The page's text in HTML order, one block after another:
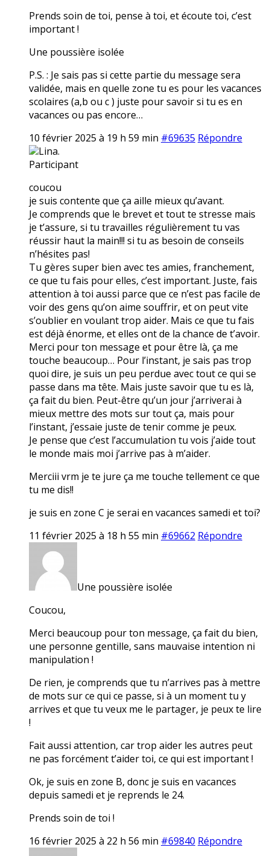
Prends soin de toi, pense à toi, et écoute toi, c’est
important !
Une poussière isolée
P.S. : Je sais pas si cette partie du message sera
validée, mais en quelle zone tu es pour les vacances
scolaires (a,b ou c ) juste pour savoir si tu es en
vacances ou pas encore…
10 février 2025 à 19 h 59 min #69635 Répondre
Lina.
Participant
coucou
je suis contente que ça aille mieux qu’avant.
Je comprends que le brevet et tout te stresse mais
je t’assure, si tu travailles régulièrement tu vas
réussir haut la main!!! si tu as besoin de conseils
n’hésites pas!
Tu gères super bien avec tes amies, franchement,
ce que tu fais pour elles, c’est important. Juste, fais
attention à toi aussi parce que ce n’est pas facile de
voir des gens qu’on aime souffrir, et on peut vite
s’oublier en voulant trop aider. Mais ce que tu fais
est déjà énorme, et elles ont de la chance de t’avoir.
Merci pour ton message et pour être là, ça me
touche beaucoup… Pour l’instant, je sais pas trop
quoi dire, je suis un peu perdue avec tout ce qui se
passe dans ma tête. Mais juste savoir que tu es là,
ça fait du bien. Peut-être qu’un jour j’arriverai à
mieux mettre des mots sur tout ça, mais pour
l’instant, j’essaie juste de tenir comme je peux.
Je pense que c’est l’accumulation tu vois j’aide tout
le monde mais moi j’arrive pas à m’aider.
Merciii vrm je te jure ça me touche tellement ce que
tu me dis!!
je suis en zone C je serai en vacances samedi et toi?
11 février 2025 à 18 h 55 min #69662 Répondre
Une poussière isolée
Coucou,
Merci beaucoup pour ton message, ça fait du bien,
une personne gentille, sans mauvaise intention ni
manipulation !
De rien, je comprends que tu n’arrives pas à mettre
de mots sur ce qui ce passe, si à un moment tu y
arrives et que tu veux me le partager, je peux te lire
!
Fait aussi attention, car trop aider les autres peut
ne pas forcément t’aider toi, ce qui est important !
Ok, je suis en zone B, donc je suis en vacances
depuis samedi et je reprends le 24.
Prends soin de toi !
16 février 2025 à 22 h 56 min #69840 Répondre